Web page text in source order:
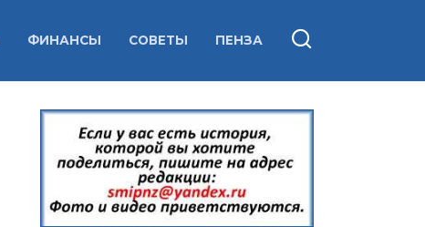
ФИНАНСЫ СОВЕТЫ ПЕНЗА